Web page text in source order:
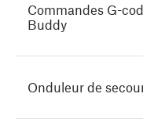
Commandes G-
Buddy
Onduleur de